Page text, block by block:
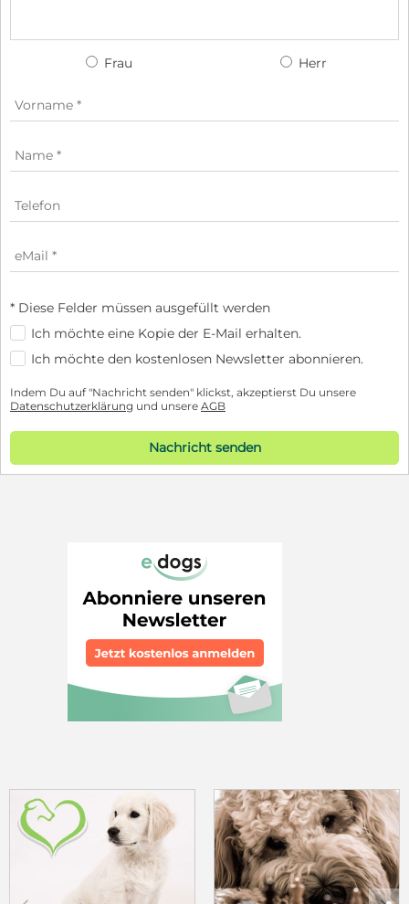
Frau Herr
* Diese Felder müssen ausgefüllt werden
Ich möchte eine Kopie der E-Mail erhalten.
Ich möchte den kostenlosen Newsletter abonnieren.
Indem Du auf "Nachricht senden" klickst, akzeptierst Du unsere
Datenschutzerklärung und unsere AGB
Nachricht senden